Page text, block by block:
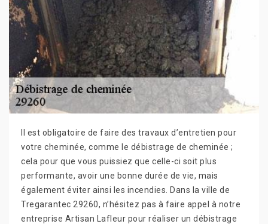
Il est obligatoire de faire des travaux d’entretien pour
votre cheminée, comme le débistrage de cheminée ;
cela pour que vous puissiez que celle-ci soit plus
performante, avoir une bonne durée de vie, mais
également éviter ainsi les incendies. Dans la ville de
Tregarantec 29260, n’hésitez pas à faire appel à notre
entreprise Artisan Lafleur pour réaliser un débistrage